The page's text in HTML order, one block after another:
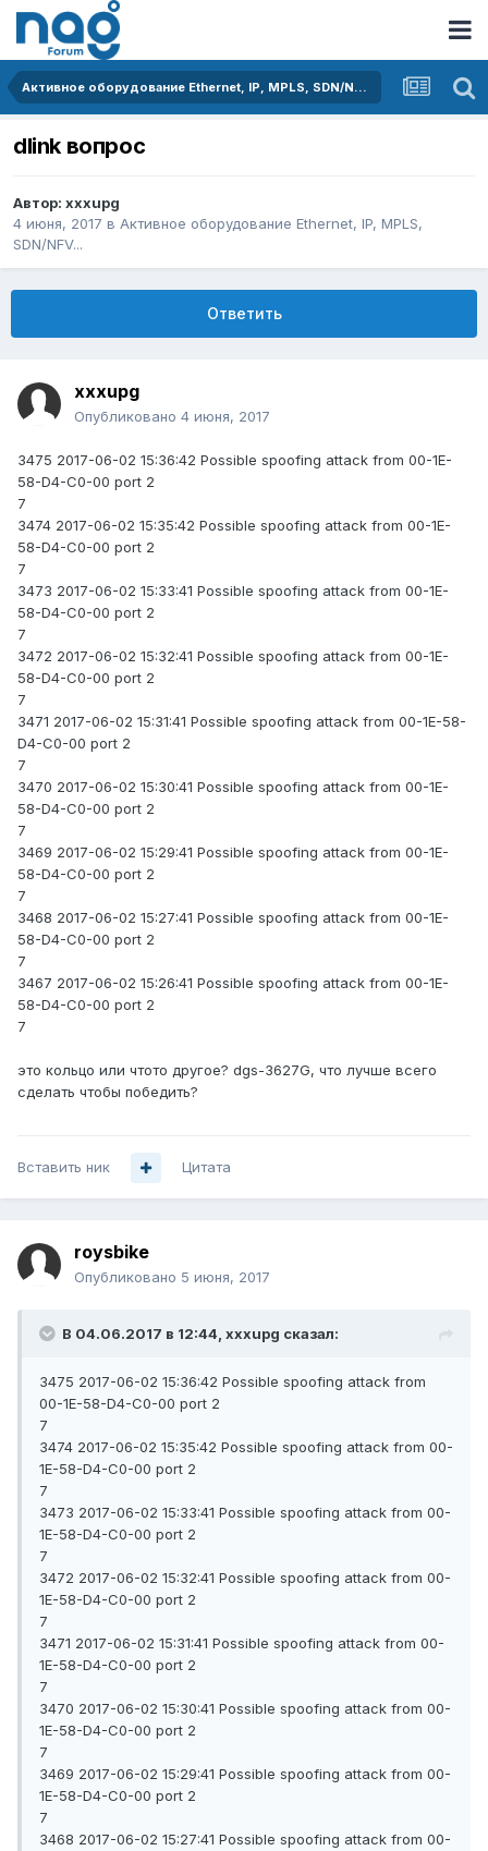
Активное оборудование Ethernet, IP, MPLS, SDN/NFV...
dlink вопрос
Автор: xxxupg
4 июня, 2017 в Активное оборудование Ethernet, IP, MPLS,
SDN/NFV...
Ответить
xxxupg
Опубликовано 4 июня, 2017
3475 2017-06-02 15:36:42 Possible spoofing attack from 00-1E-
58-D4-C0-00 port 2
7
3474 2017-06-02 15:35:42 Possible spoofing attack from 00-1E-
58-D4-C0-00 port 2
7
3473 2017-06-02 15:33:41 Possible spoofing attack from 00-1E-
58-D4-C0-00 port 2
7
3472 2017-06-02 15:32:41 Possible spoofing attack from 00-1E-
58-D4-C0-00 port 2
7
3471 2017-06-02 15:31:41 Possible spoofing attack from 00-1E-58-
D4-C0-00 port 2
7
3470 2017-06-02 15:30:41 Possible spoofing attack from 00-1E-
58-D4-C0-00 port 2
7
3469 2017-06-02 15:29:41 Possible spoofing attack from 00-1E-
58-D4-C0-00 port 2
7
3468 2017-06-02 15:27:41 Possible spoofing attack from 00-1E-
58-D4-C0-00 port 2
7
3467 2017-06-02 15:26:41 Possible spoofing attack from 00-1E-
58-D4-C0-00 port 2
7
это кольцо или чтото другое? dgs-3627G, что лучше всего
сделать чтобы победить?
Вставить ник Цитата
roysbike
Опубликовано 5 июня, 2017
В 04.06.2017 в 12:44, xxxupg сказал:
3475 2017-06-02 15:36:42 Possible spoofing attack from
00-1E-58-D4-C0-00 port 2
7
3474 2017-06-02 15:35:42 Possible spoofing attack from 00-
1E-58-D4-C0-00 port 2
7
3473 2017-06-02 15:33:41 Possible spoofing attack from 00-
1E-58-D4-C0-00 port 2
7
3472 2017-06-02 15:32:41 Possible spoofing attack from 00-
1E-58-D4-C0-00 port 2
7
3471 2017-06-02 15:31:41 Possible spoofing attack from 00-
1E-58-D4-C0-00 port 2
7
3470 2017-06-02 15:30:41 Possible spoofing attack from 00-
1E-58-D4-C0-00 port 2
7
3469 2017-06-02 15:29:41 Possible spoofing attack from 00-
1E-58-D4-C0-00 port 2
7
3468 2017-06-02 15:27:41 Possible spoofing attack from 00-